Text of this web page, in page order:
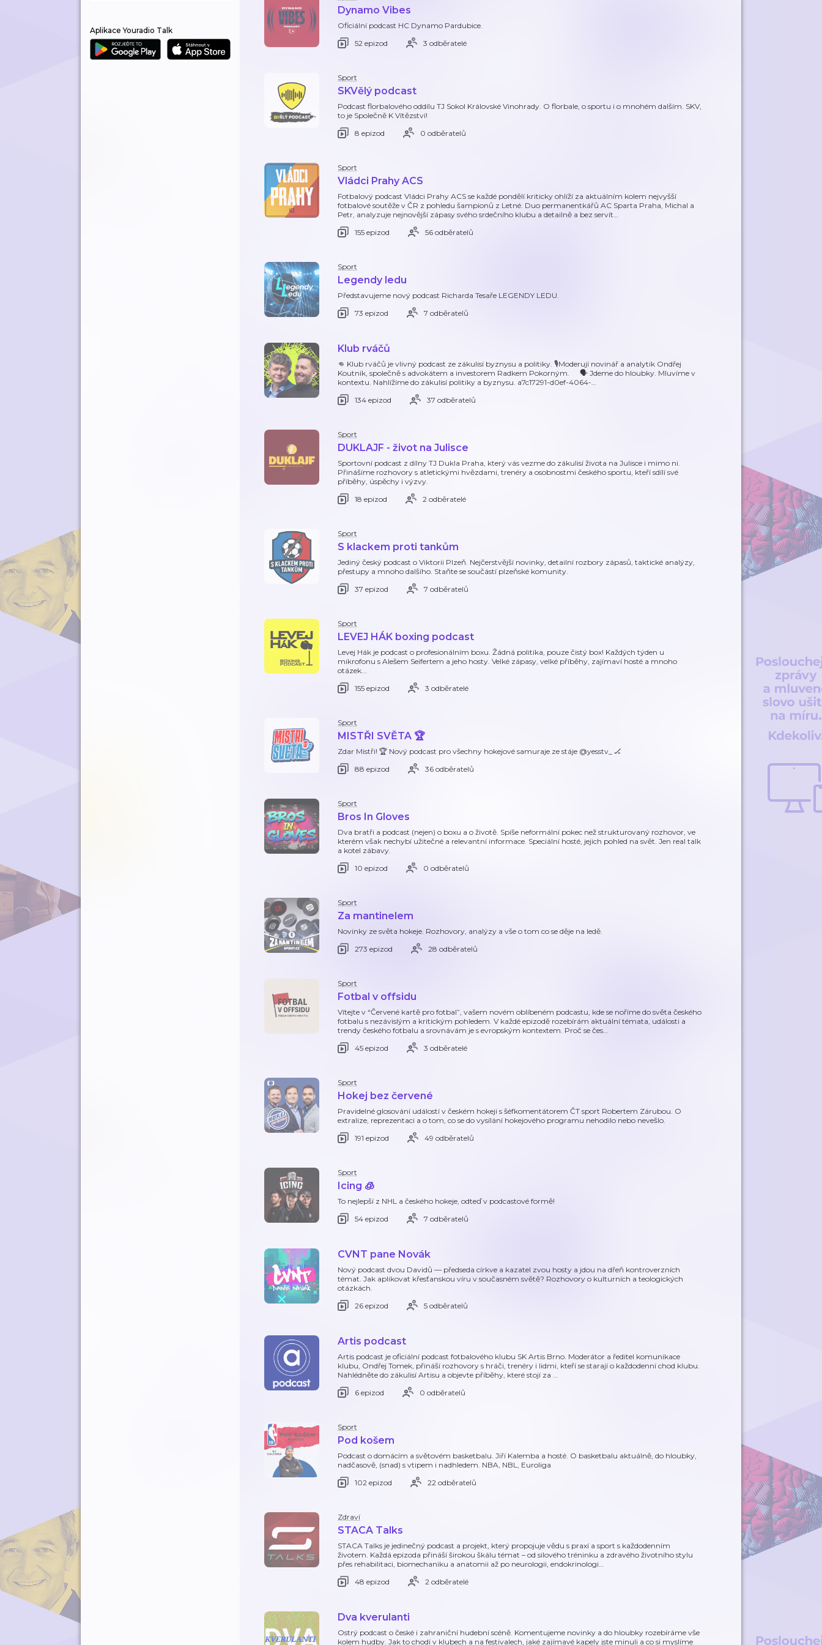
Aplikace Youradio Talk
Dynamo Vibes
Oficiální podcast HC Dynamo Pardubice.
52 epizod
3 odběratelé
Sport
SKVělý podcast
Podcast florbalového oddílu TJ Sokol Královské Vinohrady. O florbale, o sportu i o mnohém dalším. SKV,
to je Společně K Vítězství!
8 epizod
0 odběratelů
Sport
Vládci Prahy ACS
Fotbalový podcast Vládci Prahy ACS se každé pondělí kriticky ohlíží za aktuálním kolem nejvyšší
fotbalové soutěže v ČR z pohledu šampionů z Letné. Duo permanentkářů AC Sparta Praha, Michal a
Petr, analyzuje nejnovější zápasy svého srdečního klubu a detailně a bez servít…
155 epizod
56 odběratelů
Sport
Legendy ledu
Představujeme nový podcast Richarda Tesaře LEGENDY LEDU.
73 epizod
7 odběratelů
Klub rváčů
👊 Klub rváčů je vlivný podcast ze zákulisí byznysu a politiky. 🎙️Moderují novinář a analytik Ondřej
Koutník, společně s advokátem a investorem Radkem Pokorným. 🗣️ Jdeme do hloubky. Mluvíme v
kontextu. Nahlížíme do zákulisí politiky a byznysu. a7c17291-d0ef-4064-…
134 epizod
37 odběratelů
Sport
DUKLAJF - život na Julisce
Sportovní podcast z dílny TJ Dukla Praha, který vás vezme do zákulisí života na Julisce i mimo ni.
Přinášíme rozhovory s atletickými hvězdami, trenéry a osobnostmi českého sportu, kteří sdílí své
příběhy, úspěchy i výzvy.
18 epizod
2 odběratelé
Sport
S klackem proti tankům
Jediný český podcast o Viktorii Plzeň. Nejčerstvější novinky, detailní rozbory zápasů, taktické analýzy,
přestupy a mnoho dalšího. Staňte se součástí plzeňské komunity.
37 epizod
7 odběratelů
Sport
LEVEJ HÁK boxing podcast
Levej Hák je podcast o profesionálním boxu. Žádná politika, pouze čistý box! Každých týden u
mikrofonu s Alešem Seifertem a jeho hosty. Velké zápasy, velké příběhy, zajímaví hosté a mnoho
otázek...
155 epizod
3 odběratelé
Sport
MISTŘI SVĚTA 🏆
Zdar Mistři! 🏆 Nový podcast pro všechny hokejové samuraje ze stáje @yesstv_ 🏒
88 epizod
36 odběratelů
Sport
Bros In Gloves
Dva bratři a podcast (nejen) o boxu a o životě. Spíše neformální pokec než strukturovaný rozhovor, ve
kterém však nechybí užitečné a relevantní informace. Speciální hosté, jejich pohled na svět. Jen real talk
a kotel zábavy.
10 epizod
0 odběratelů
Sport
Za mantinelem
Novinky ze světa hokeje. Rozhovory, analýzy a vše o tom co se děje na ledě.
273 epizod
28 odběratelů
Sport
Fotbal v offsidu
Vítejte v “Červené kartě pro fotbal”, vašem novém oblíbeném podcastu, kde se noříme do světa českého
fotbalu s nezávislým a kritickým pohledem. V každé epizodě rozebírám aktuální témata, události a
trendy českého fotbalu a srovnávám je s evropským kontextem. Proč se čes…
45 epizod
3 odběratelé
Sport
Hokej bez červené
Pravidelné glosování událostí v českém hokeji s šéfkomentátorem ČT sport Robertem Zárubou. O
extralize, reprezentaci a o tom, co se do vysílání hokejového programu nehodilo nebo nevešlo.
191 epizod
49 odběratelů
Sport
Icing 🧊
To nejlepší z NHL a českého hokeje, odteď v podcastové formě!
54 epizod
7 odběratelů
CVNT pane Novák
Nový podcast dvou Davidů — předseda církve a kazatel zvou hosty a jdou na dřeň kontroverzních
témat. Jak aplikovat křesťanskou víru v současném světě? Rozhovory o kulturních a teologických
otázkách.
26 epizod
5 odběratelů
Artis podcast
Artis podcast je oficiální podcast fotbalového klubu SK Artis Brno. Moderátor a ředitel komunikace
klubu, Ondřej Tomek, přináší rozhovory s hráči, trenéry i lidmi, kteří se starají o každodenní chod klubu.
Nahlédněte do zákulisí Artisu a objevte příběhy, které stojí za …
6 epizod
0 odběratelů
Sport
Pod košem
Podcast o domácím a světovém basketbalu. Jiří Kalemba a hosté. O basketbalu aktuálně, do hloubky,
nadčasově, (snad) s vtipem i nadhledem. NBA, NBL, Euroliga
102 epizod
22 odběratelů
Zdraví
STACA Talks
STACA Talks je jedinečný podcast a projekt, který propojuje vědu s praxí a sport s každodenním
životem. Každá epizoda přináší širokou škálu témat – od silového tréninku a zdravého životního stylu
přes rehabilitaci, biomechaniku a anatomii až po neurologii, endokrinologi…
48 epizod
2 odběratelé
Dva kverulanti
Ostrý podcast o české i zahraniční hudební scéně. Komentujeme novinky a do hloubky rozebíráme vše
kolem hudby. Jak to chodí v klubech a na festivalech, jaké zajímavé kapely jste minuli a co si myslíme